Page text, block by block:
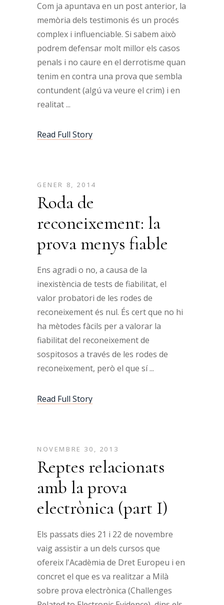
Com ja apuntava en un post anterior, la
memòria dels testimonis és un procés
complex i influenciable. Si sabem això
podrem defensar molt millor els casos
penals i no caure en el derrotisme quan
tenim en contra una prova que sembla
contundent (algú va veure el crim) i en
realitat
Read Full Story
GENER 8, 2014
Roda de
reconeixement: la
prova menys fiable
Ens agradi o no, a causa de la
inexistència de tests de fiabilitat, el
valor probatori de les rodes de
reconeixement és nul. És cert que no hi
ha mètodes fàcils per a valorar la
fiabilitat del reconeixement de
sospitosos a través de les rodes de
reconeixement, però el que sí
Read Full Story
NOVEMBRE 30, 2013
Reptes relacionats
amb la prova
electrònica (part I)
Els passats dies 21 i 22 de novembre
vaig assistir a un dels cursos que
ofereix l'Acadèmia de Dret Europeu i en
concret el que es va realitzar a Milà
sobre prova electrònica (Challenges